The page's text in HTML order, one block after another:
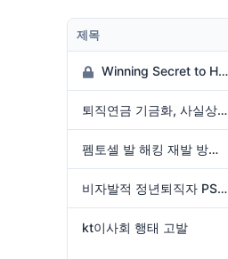
제목
Winning Secret to Hit the Jackpot!
퇴직연금 기금화, 사실상 국가가 관리하겠다는 것인가?
펨토셀 발 해킹 재발 방지 위해서는
비자발적 정년퇴직자 PS성과급 미지급은 임금체불 아닌가?
kt이사회 행태 고발